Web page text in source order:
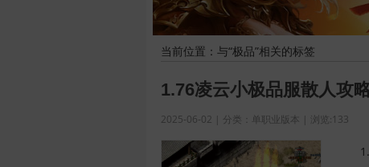
当前位置：与“极品”相关的标签
1.76凌云小极品服散人攻
2025-06-02 | 分类：单职业版本 | 浏览:133